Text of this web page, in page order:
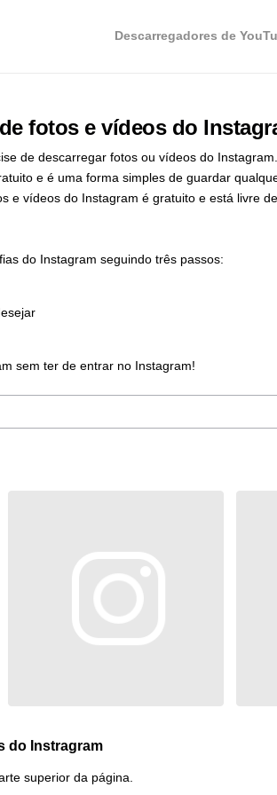
Descarregadores de
fotos e vídeos do
de descarregar fotos ou vídeos do
e é uma forma simples de guardar
e vídeos do Instagram é gratuito e está livre
do Instagram seguindo três passos:
sem ter de entrar no Instagram!
do Instragram
superior da página.